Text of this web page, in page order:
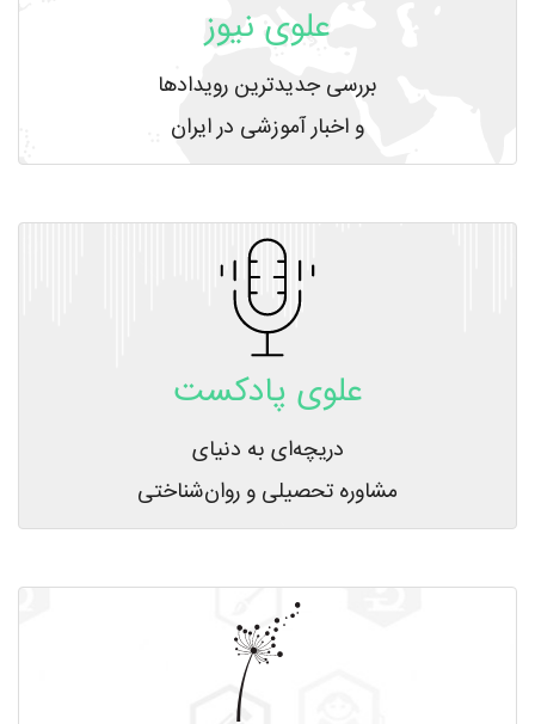
علوی نیوز
بررسی جدیدترین رویدادها
و اخبار آموزشی در ایران
علوی پادکست
دریچه‌ای به دنیای
مشاوره تحصیلی و روان‌شناختی